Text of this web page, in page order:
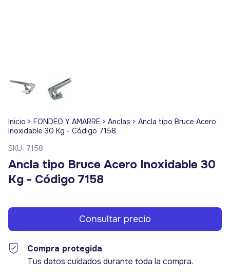
Inicio > FONDEO Y AMARRE > Anclas > Ancla tipo Bruce Acero
Inoxidable 30 Kg - Código 7158
SKU: 7158
Ancla tipo Bruce Acero Inoxidable 30
Kg - Código 7158
Compra protegida
Tus datos cuidados durante toda la compra.